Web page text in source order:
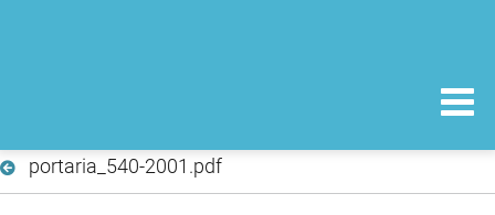
portaria_540-2001.pdf